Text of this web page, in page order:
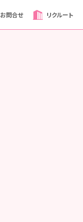
お問合せ リクルート